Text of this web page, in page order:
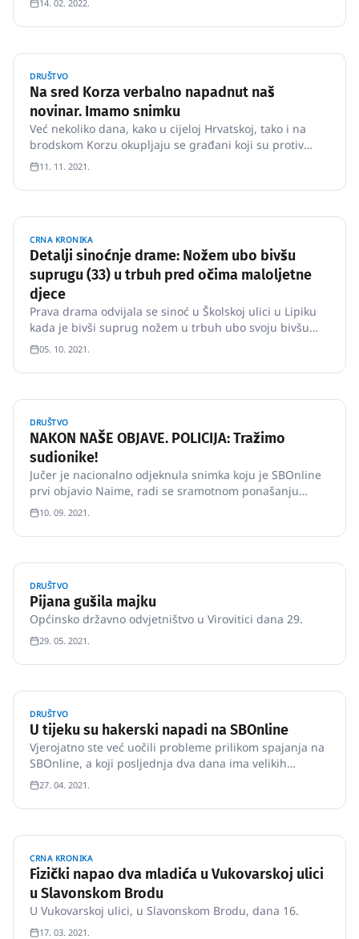
županije "Policijski službenici Službe kibernetičke
sigurnosti u koordinaciji s PU brodsko-posavskom,
14. 02. 2022.
DRUŠTVO
Na sred Korza verbalno napadnut naš
novinar. Imamo snimku
Već nekoliko dana, kako u cijeloj Hrvatskoj, tako i na
brodskom Korzu okupljaju se građani koji su protiv
covid-potvrda.
11. 11. 2021.
CRNA KRONIKA
Detalji sinoćnje drame: Nožem ubo bivšu
suprugu (33) u trbuh pred očima maloljetne
djece
Prava drama odvijala se sinoć u Školskoj ulici u Lipiku
kada je bivši suprug nožem u trbuh ubo svoju bivšu
ženu pred očima dvoje maloljetne djece od 8 i 10
godina i zatim pobjegao.
05. 10. 2021.
DRUŠTVO
NAKON NAŠE OBJAVE. POLICIJA: Tražimo
sudionike!
Jučer je nacionalno odjeknula snimka koju je SBOnline
prvi objavio Naime, radi se sramotnom ponašanju
nekoliko muškaraca, koji su prekjučer ispred brodske
Opće bolnice napali muškarca jer je nosio majicu
Hajduka.
10. 09. 2021.
DRUŠTVO
Pijana gušila majku
Općinsko državno odvjetništvo u Virovitici dana 29.
29. 05. 2021.
DRUŠTVO
U tijeku su hakerski napadi na SBOnline
Vjerojatno ste već uočili probleme prilikom spajanja na
SBOnline, a koji posljednja dva dana ima velikih
problema sa sofisticiranim hakerskim napadima.
27. 04. 2021.
CRNA KRONIKA
Fizički napao dva mladića u Vukovarskoj ulici
u Slavonskom Brodu
U Vukovarskoj ulici, u Slavonskom Brodu, dana 16.
17. 03. 2021.